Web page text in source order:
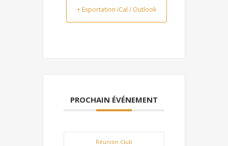
+ Exportation iCal / Outlook
PROCHAIN ÉVÉNEMENT
Réunion Club